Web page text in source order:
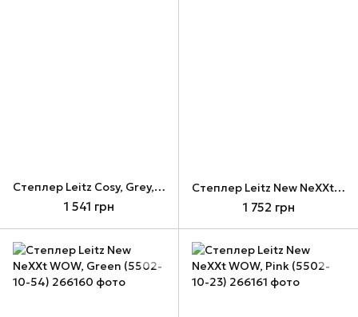
Cтеплер Leitz Cosy, Grey, до 30 аркушів, скоби: №24/6, №26/6 (5567-00-89)
1 541 грн
Cтеплер Leitz New NeXXt WOW, Blue (5502-10-36)
1 752 грн